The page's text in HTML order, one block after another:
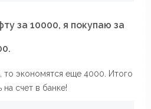
за 10000, я покупаю за
то экономятся еще 4000. Итого
счет в банке!